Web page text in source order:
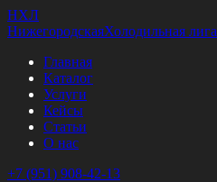
НХЛ
НижегородскаяХолодильная лига
Главная
Каталог
Услуги
Кейсы
Статьи
О нас
+7 (951) 908-42-13